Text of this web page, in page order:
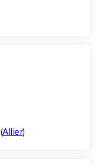
(Allier)